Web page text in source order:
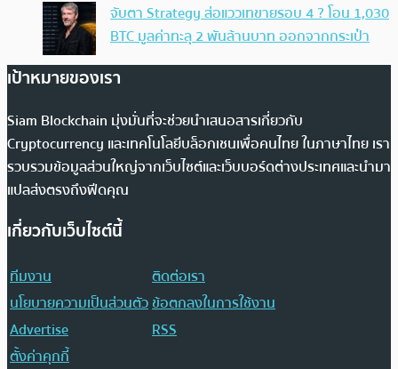
จับตา Strategy ส่อแววเทขายรอบ 4 ? โอน 1,030
BTC มูลค่าทะลุ 2 พันล้านบาท ออกจากกระเป๋า
เป้าหมายของเรา
Siam Blockchain มุ่งมั่นที่จะช่วยนำเสนอสารเกี่ยวกับ
Cryptocurrency และเทคโนโลยีบล็อกเชนเพื่อคนไทย ในภาษาไทย เรา
รวบรวมข้อมูลส่วนใหญ่จากเว็บไซต์และเว็บบอร์ดต่างประเทศและนำมา
แปลส่งตรงถึงฟีดคุณ
เกี่ยวกับเว็บไซต์นี้
ทีมงาน
ติดต่อเรา
นโยบายความเป็นส่วนตัวข้อตกลงในการใช้งาน
Advertise
RSS
ตั้งค่าคุกกี้